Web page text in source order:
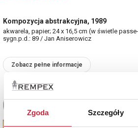
Zgoda Szczegóły
Kompozycja abstrakcyjna, 1989
akwarela, papier; 24 x 16,5 cm (w świetle
sygn.p.d.: 89 / Jan Aniserowicz
Zobacz pełne informacje